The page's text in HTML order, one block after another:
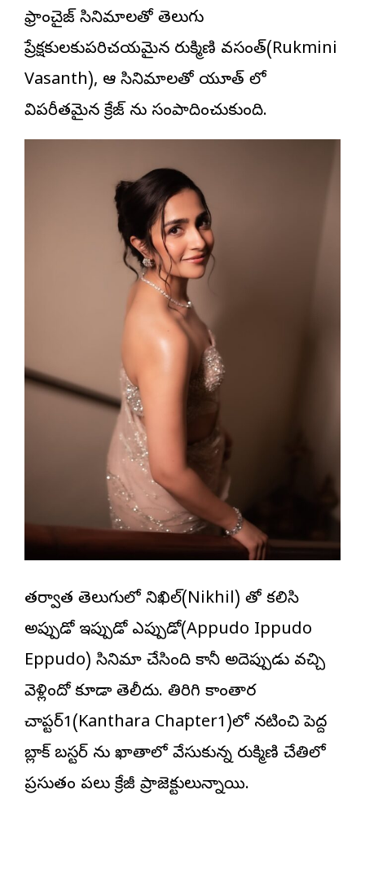
ఫ్రాంచైజ్ సినిమాల‌తో తెలుగు
ప్రేక్ష‌కుల‌కుప‌రిచ‌య‌మైన రుక్మిణి వ‌సంత్(Rukmini
Vasanth), ఆ సినిమాల‌తో యూత్ లో
విప‌రీత‌మైన క్రేజ్ ను సంపాదించుకుంది.
త‌ర్వాత తెలుగులో నిఖిల్(Nikhil) తో క‌లిసి
అప్పుడో ఇప్పుడో ఎప్పుడో(Appudo Ippudo
Eppudo) సినిమా చేసింది కానీ అదెప్పుడు వ‌చ్చి
వెళ్లిందో కూడా తెలీదు. తిరిగి కాంతార
చాప్ట‌ర్1(Kanthara Chapter1)లో న‌టించి పెద్ద
బ్లాక్ బ‌స్ట‌ర్ ను ఖాతాలో వేసుకున్న రుక్మిణి చేతిలో
ప్ర‌స్తుతం ప‌లు క్రేజీ ప్రాజెక్టులున్నాయి.